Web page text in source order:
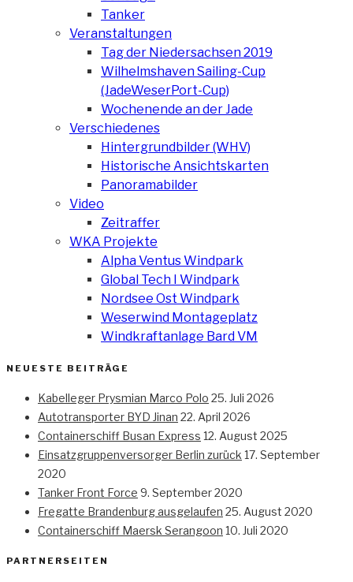
Tanker
Veranstaltungen
Tag der Niedersachsen 2019
Wilhelmshaven Sailing-Cup
(JadeWeserPort-Cup)
Wochenende an der Jade
Verschiedenes
Hintergrundbilder (WHV)
Historische Ansichtskarten
Panoramabilder
Video
Zeitraffer
WKA Projekte
Alpha Ventus Windpark
Global Tech I Windpark
Nordsee Ost Windpark
Weserwind Montageplatz
Windkraftanlage Bard VM
NEUESTE BEITRÄGE
Kabelleger Prysmian Marco Polo 25. Juli 2026
Autotransporter BYD Jinan 22. April 2026
Containerschiff Busan Express 12. August 2025
Einsatzgruppenversorger Berlin zurück 17. September
2020
Tanker Front Force 9. September 2020
Fregatte Brandenburg ausgelaufen 25. August 2020
Containerschiff Maersk Serangoon 10. Juli 2020
PARTNERSEITEN